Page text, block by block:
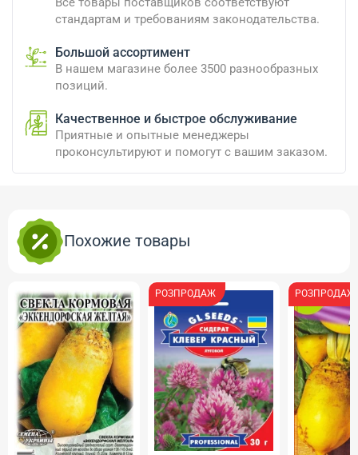
стандартам и требованиям законодательства.
Большой ассортимент
В нашем магазине более 3500 разнообразных
позиций.
Качественное и быстрое обслуживание
Приятные и опытные менеджеры
проконсультируют и помогут с вашим заказом.
Похожие товары
РОЗПРОДАЖ РОЗПРОДАЖ